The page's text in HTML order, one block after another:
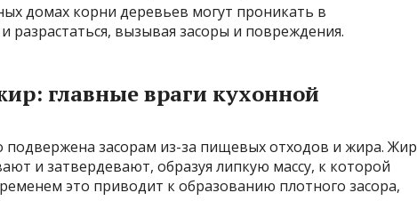
домах корни деревьев могут проникать в
разрастаться, вызывая засоры и повреждения.
главные враги кухонной
подвержена засорам из-за пищевых отходов и жира. Жир
и затвердевают, образуя липкую массу, к которой
это приводит к образованию плотного засора,